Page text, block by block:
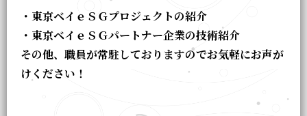
・東京ベイｅＳＧプロジェクトの紹介
・東京ベイｅＳＧパートナー企業の技術紹介
その他、職員が常駐しておりますのでお気軽にお声が
けください！